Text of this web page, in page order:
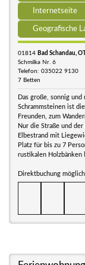
Internetseite
Geografische
01814 Bad Schandau,
Schmilka Nr. 6
Telefon: 035022 9130
7 Betten
Das große, sonnig
Schrammsteinen ist
Freunden, zum
Nur die Straße und
Elbestrand mit
Platz für bis zu 7
rustikalen Holzbänken
Direktbuchung möglich